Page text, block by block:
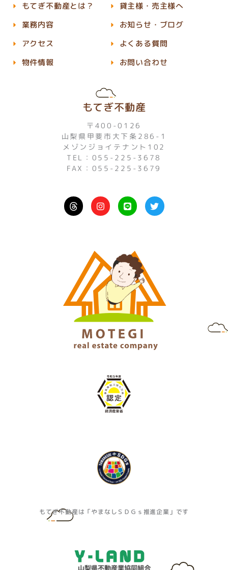
もてぎ不動産
〒400-0126
山梨県甲斐市大下条286-1
メゾンジョイテナント102
TEL：055-225-3678
FAX：055-225-3679
I
n
s
a
m
L
i
n
T
w
i
もてぎ不動産は「やまなしＳＤＧｓ推進企業」です
もてぎ不動産とは？
業務内容
アクセス
物件情報
貸主様・売主様へ
お知らせ・ブログ
よくある質問
お問い合わせ